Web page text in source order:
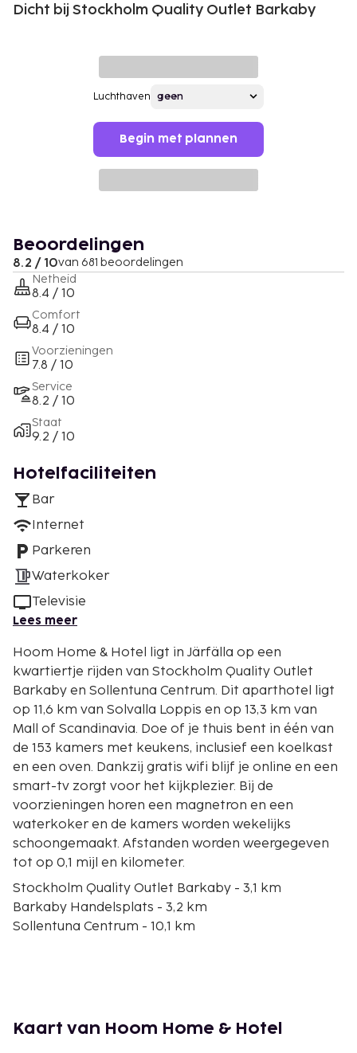
Dicht bij Stockholm Quality Outlet Barkaby
Luchthaven
Begin met plannen
Beoordelingen
8.2 / 10van 681 beoordelingen
Netheid
8.4 / 10
Comfort
8.4 / 10
Voorzieningen
7.8 / 10
Service
8.2 / 10
Staat
9.2 / 10
Hotelfaciliteiten
Bar
Internet
Parkeren
Waterkoker
Televisie
Lees meer
Hoom Home & Hotel ligt in Järfälla op een
kwartiertje rijden van Stockholm Quality Outlet
Barkaby en Sollentuna Centrum. Dit aparthotel ligt
op 11,6 km van Solvalla Loppis en op 13,3 km van
Mall of Scandinavia. Doe of je thuis bent in één van
de 153 kamers met keukens, inclusief een koelkast
en een oven. Dankzij gratis wifi blijf je online en een
smart-tv zorgt voor het kijkplezier. Bij de
voorzieningen horen een magnetron en een
waterkoker en de kamers worden wekelijks
schoongemaakt. Afstanden worden weergegeven
tot op 0,1 mijl en kilometer.
Stockholm Quality Outlet Barkaby - 3,1 km
Barkaby Handelsplats - 3,2 km
Sollentuna Centrum - 10,1 km
Mall of Scandinavia - 13,3 km
Kaart van Hoom Home & Hotel